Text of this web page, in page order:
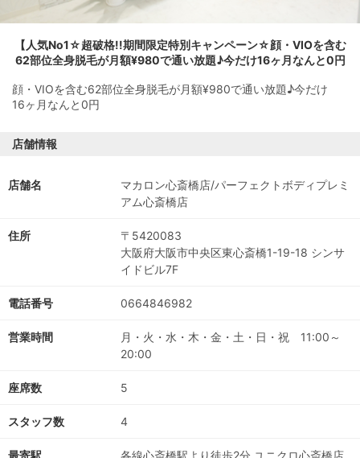
【人気No1☆超破格!!期間限定特別キャンペーン☆顔・VIOを含む
62部位全身脱毛が月額¥980で通い放題♪今だけ16ヶ月なんと0円
顔・VIOを含む62部位全身脱毛が月額¥980で通い放題♪今だけ
16ヶ月なんと0円
店舗情報
店舗名
マカロン心斎橋店/パーフェクトボディプレミ
アム心斎橋店
住所
〒5420083
大阪府大阪市中央区東心斎橋1-19-18 シンサ
イドビル7F
電話番号 0664846982
営業時間
月・火・水・木・金・土・日・祝 11:00～
20:00
座席数 5
スタッフ数 4
最寄駅 各線心斎橋駅より徒歩2分 ユニクロ心斎橋店